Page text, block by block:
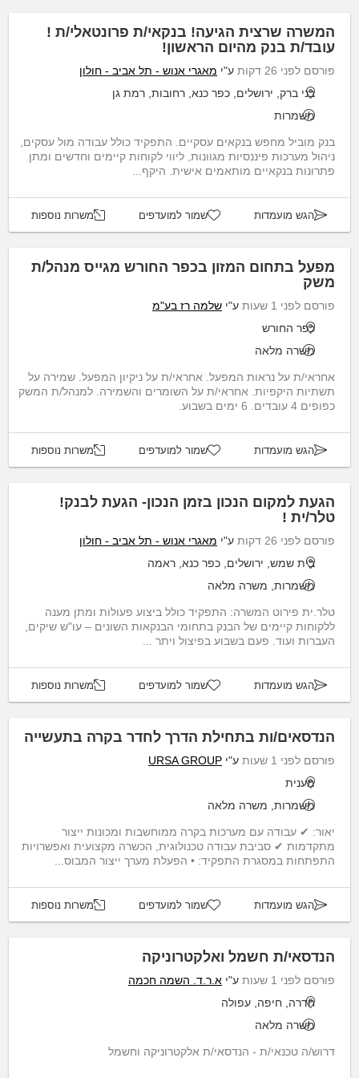
המשרה שרצית הגיעה! בנקאי/ת פרונטאלי/ת !
עובד/ת בנק מהיום הראשון!
פורסם לפני 26 דקות ע"י מאגרי אנוש - תל אביב - חולון
בני ברק, ירושלים, כפר כנא, רחובות, רמת גן
משמרות
בנק מוביל מחפש בנקאים עסקיים. התפקיד כולל עבודה מול עסקים,
ניהול מערכות פיננסיות מגוונות, ליווי לקוחות קיימים וחדשים ומתן
פתרונות בנקאיים מותאמים אישית. היקף...
הגש מועמדות שמור למועדפים משרות נוספות
מפעל בתחום המזון בכפר החורש מגייס מנהל/ת
משק
פורסם לפני 1 שעות ע"י שלמה רז בע"מ
כפר החורש
משרה מלאה
אחראי/ת על נראות המפעל. אחראי/ת על ניקיון המפעל. שמירה על
תשתיות היקפיות. אחראי/ת על השומרים והשמירה. למנהל/ת המשק
כפופים 4 עובדים. 6 ימים בשבוע.
הגש מועמדות שמור למועדפים משרות נוספות
הגעת למקום הנכון בזמן הנכון- הגעת לבנק!
טלר/ית !
פורסם לפני 26 דקות ע"י מאגרי אנוש - תל אביב - חולון
בית שמש, ירושלים, כפר כנא, ראמה
משמרות, משרה מלאה
טלר.ית פירוט המשרה: התפקיד כולל ביצוע פעולות ומתן מענה
ללקוחות קיימים של הבנק בתחומי הבנקאות השונים – עו"ש שיקים,
העברות ועוד. פעם בשבוע בפיצול ויתר ...
הגש מועמדות שמור למועדפים משרות נוספות
הנדסאים/ות בתחילת הדרך לחדר בקרה בתעשייה
פורסם לפני 1 שעות ע"י URSA GROUP
מענית
משמרות, משרה מלאה
יאור: ✔ עבודה עם מערכות בקרה ממוחשבות ומכונות ייצור
מתקדמות ✔ סביבת עבודה טכנולוגית, הכשרה מקצועית ואפשרויות
התפתחות במסגרת התפקיד: • הפעלת מערך ייצור המבוס...
הגש מועמדות שמור למועדפים משרות נוספות
הנדסאי/ת חשמל ואלקטרוניקה
פורסם לפני 1 שעות ע"י א.ר.ד. השמה חכמה
חדרה, חיפה, עפולה
משרה מלאה
דרוש/ה טכנאי/ת - הנדסאי/ת אלקטרוניקה וחשמל